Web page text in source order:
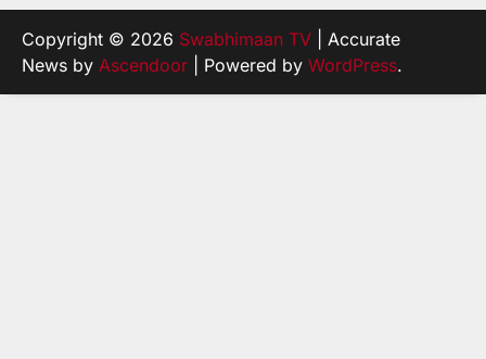
Copyright © 2026 Swabhimaan TV | Accurate
News by Ascendoor | Powered by WordPress.